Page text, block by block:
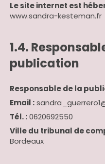
Le site internet est
www.sandra-kesteman.fr
1.4.
publication
Responsable de la
Email :
Tél. :0620692550
Ville du tribunal de
Bordeaux